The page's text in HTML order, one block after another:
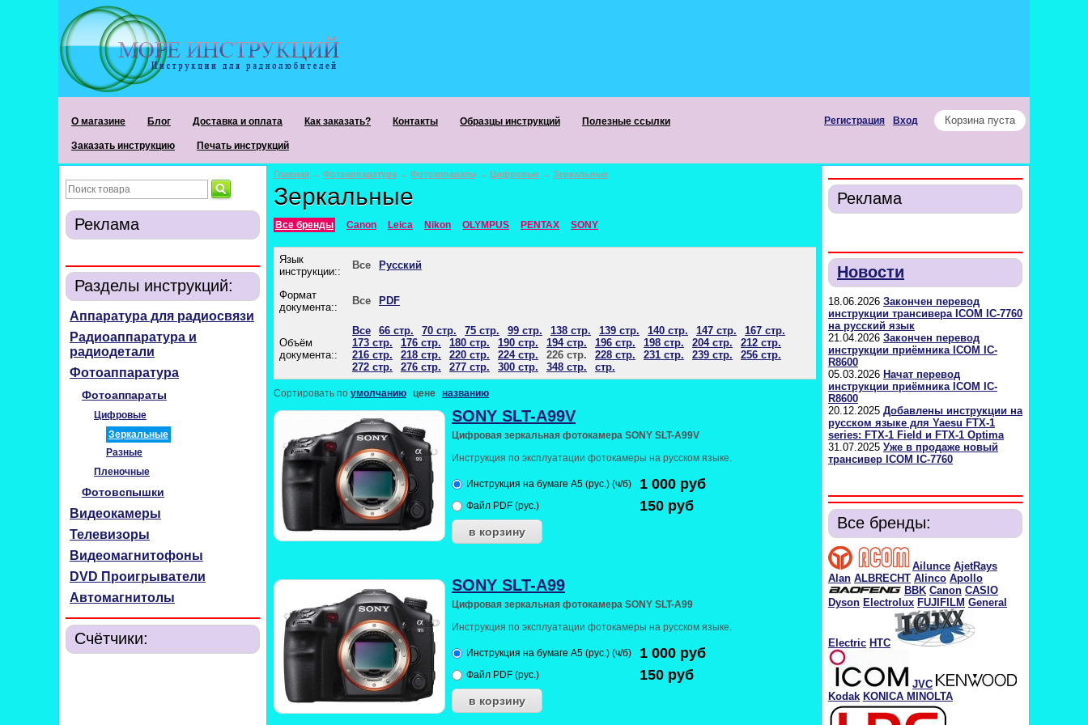
О магазине Блог Доставка и оплата Как заказать? Контакты Образцы инструкций Полезные ссылки
Заказать инструкцию Печать инструкций
Корзина пуста
Регистрация Вход
Реклама
Разделы инструкций:
Аппаратура для радиосвязи
Радиоаппаратура и
радиодетали
Фотоаппаратура
Фотоаппараты
Цифровые
Зеркальные
Разные
Пленочные
Фотовспышки
Видеокамеры
Телевизоры
Видеомагнитофоны
DVD Проигрыватели
Автомагнитолы
Счётчики:
Реклама
Новости
18.06.2026 Закончен перевод
инструкции трансивера ICOM IC-7760
на русский язык
21.04.2026 Закончен перевод
инструкции приёмника ICOM IC-
R8600
05.03.2026 Начат перевод
инструкции приёмника ICOM IC-
R8600
20.12.2025 Добавлены инструкции на
русском языке для Yaesu FTX-1
series: FTX-1 Field и FTX-1 Optima
31.07.2025 Уже в продаже новый
трансивер ICOM IC-7760
Все бренды:
Ailunce AjetRays
Alan ALBRECHT Alinco Apollo
BBK Canon CASIO
Dyson Electrolux FUJIFILM General
Electric HTC
JVC
Kodak KONICA MINOLTA
Главная → Фотоаппаратура → Фотоаппараты → Цифровые → Зеркальные
Зеркальные
Все бренды Canon Leica Nikon OLYMPUS PENTAX SONY
Язык
инструкции::
Все Русский
Формат
документа::
Все PDF
Объём
документа::
Все 66 стр. 70 стр. 75 стр. 99 стр. 138 стр. 139 стр. 140 стр. 147 стр.
167 стр.
173 стр.
176 стр. 180 стр. 190 стр. 194 стр. 196 стр. 198 стр. 204 стр.
212 стр.
216 стр.
218 стр. 220 стр. 224 стр. 226 стр. 228 стр. 231 стр. 239 стр.
256 стр.
272 стр.
276 стр. 277 стр. 300 стр. 348 стр. стр.
Сортировать по умолчанию цене названию
SONY SLT-A99V
Цифровая зеркальная фотокамера SONY SLT-A99V
Инструкция по эксплуатации фотокамеры на русском языке.
Инструкция на бумаге А5 (рус.) (ч/б) 1 000 руб
Файл PDF (рус.) 150 руб
SONY SLT-A99
Цифровая зеркальная фотокамера SONY SLT-A99
Инструкция по эксплуатации фотокамеры на русском языке.
Инструкция на бумаге А5 (рус.) (ч/б) 1 000 руб
Файл PDF (рус.) 150 руб